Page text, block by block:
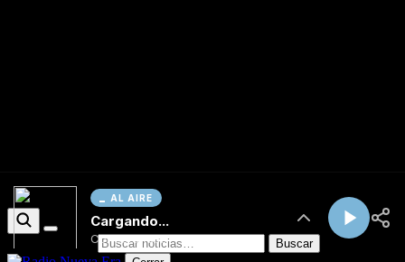
AL AIRE
Cargando...
Conectando...